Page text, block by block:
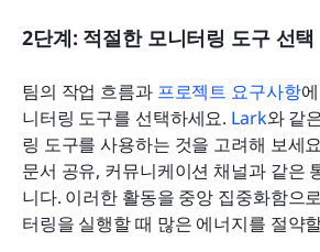
2단계: 적절한 모니터링 도구 선택
팀의 작업 흐름과 프로젝트 요구사항
니터링 도구를 선택하세요. Lark와 같
링 도구를 사용하는 것을 고려해 보세
문서 공유, 커뮤니케이션 채널과 같은
니다. 이러한 활동을 중앙 집중화함으
터링을 실행할 때 많은 에너지를 절약